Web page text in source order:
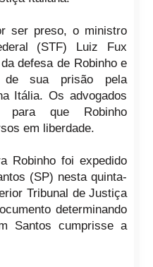
ser preso, o ministro
(STF) Luiz Fux
defesa de Robinho e
de sua prisão pela
Itália. Os advogados
para que Robinho
em liberdade.
Robinho foi expedido
(SP) nesta quinta-
Tribunal de Justiça
determinando
Santos cumprisse a